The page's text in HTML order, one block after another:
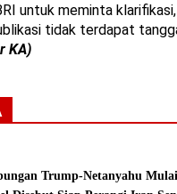
untuk meminta
tidak terdapat
KA)
Trump-Netanyahu